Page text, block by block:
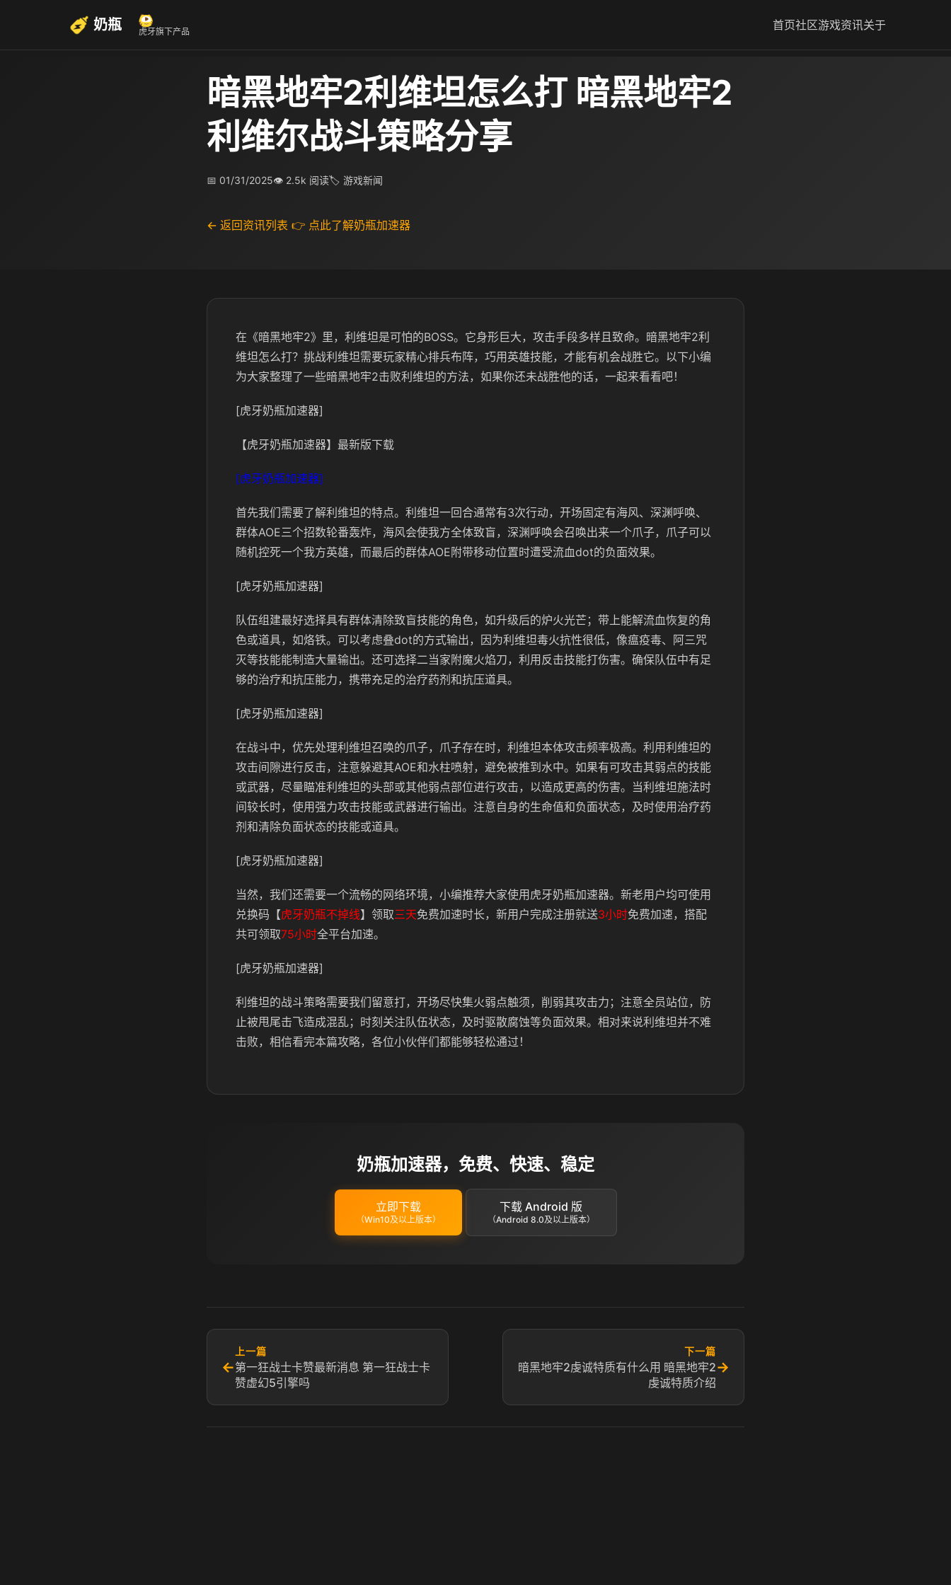
奶瓶 虎牙旗下产品 首页社区游戏资讯关于
暗黑地牢2利维坦怎么打 暗黑地牢2
利维尔战斗策略分享
📅 01/31/2025👁 2.5k 阅读🏷 游戏新闻
← 返回资讯列表 👉 点此了解奶瓶加速器
在《暗黑地牢2》里，利维坦是可怕的BOSS。它身形巨大，攻击手段多样且致命。暗黑地牢2利
维坦怎么打？挑战利维坦需要玩家精心排兵布阵，巧用英雄技能，才能有机会战胜它。以下小编
为大家整理了一些暗黑地牢2击败利维坦的方法，如果你还未战胜他的话，一起来看看吧！
[虎牙奶瓶加速器]
【虎牙奶瓶加速器】最新版下载
[虎牙奶瓶加速器]
首先我们需要了解利维坦的特点。利维坦一回合通常有3次行动，开场固定有海风、深渊呼唤、
群体AOE三个招数轮番轰炸，海风会使我方全体致盲，深渊呼唤会召唤出来一个爪子，爪子可以
随机控死一个我方英雄，而最后的群体AOE附带移动位置时遭受流血dot的负面效果。
[虎牙奶瓶加速器]
队伍组建最好选择具有群体清除致盲技能的角色，如升级后的炉火光芒；带上能解流血恢复的角
色或道具，如烙铁。可以考虑叠dot的方式输出，因为利维坦毒火抗性很低，像瘟疫毒、阿三咒
灭等技能能制造大量输出。还可选择二当家附魔火焰刀，利用反击技能打伤害。确保队伍中有足
够的治疗和抗压能力，携带充足的治疗药剂和抗压道具。
[虎牙奶瓶加速器]
在战斗中，优先处理利维坦召唤的爪子，爪子存在时，利维坦本体攻击频率极高。利用利维坦的
攻击间隙进行反击，注意躲避其AOE和水柱喷射，避免被推到水中。如果有可攻击其弱点的技能
或武器，尽量瞄准利维坦的头部或其他弱点部位进行攻击，以造成更高的伤害。当利维坦施法时
间较长时，使用强力攻击技能或武器进行输出。注意自身的生命值和负面状态，及时使用治疗药
剂和清除负面状态的技能或道具。
[虎牙奶瓶加速器]
当然，我们还需要一个流畅的网络环境，小编推荐大家使用虎牙奶瓶加速器。新老用户均可使用
兑换码【虎牙奶瓶不掉线】领取三天免费加速时长，新用户完成注册就送3小时免费加速，搭配
共可领取75小时全平台加速。
[虎牙奶瓶加速器]
利维坦的战斗策略需要我们留意打，开场尽快集火弱点触须，削弱其攻击力；注意全员站位，防
止被甩尾击飞造成混乱；时刻关注队伍状态，及时驱散腐蚀等负面效果。相对来说利维坦并不难
击败，相信看完本篇攻略，各位小伙伴们都能够轻松通过！
奶瓶加速器，免费、快速、稳定
立即下载
（Win10及以上版本）
下载 Android 版
（Android 8.0及以上版本）
←
上一篇
第一狂战士卡赞最新消息 第一狂战士卡
赞虚幻5引擎吗
下一篇
暗黑地牢2虔诚特质有什么用 暗黑地牢2
虔诚特质介绍
→